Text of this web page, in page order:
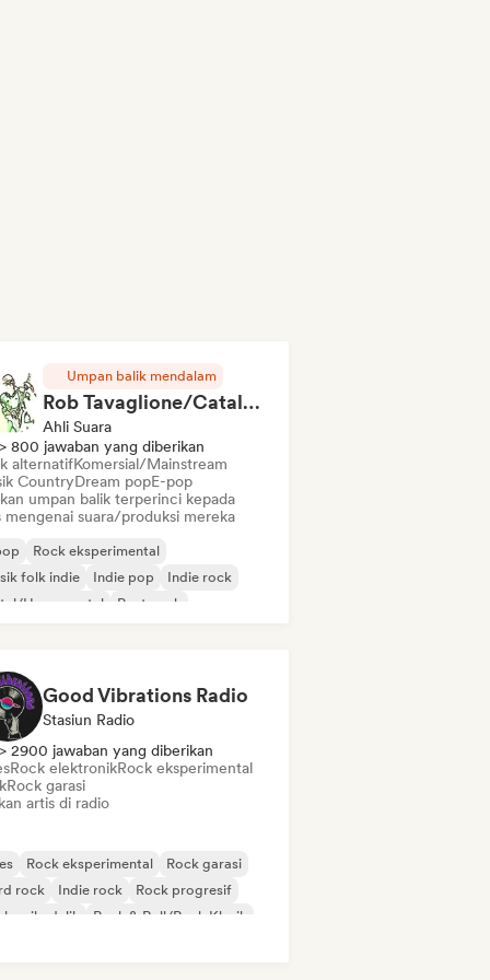
Umpan balik mendalam
Rob Tavaglione/Catalyst Recording
Ahli Suara
> 800 jawaban yang diberikan
alternatifKomersial/Mainstream
CountryDream popE-pop
umpan balik terperinci kepada
mengenai suara/produksi mereka
Rock eksperimental
folk indie
Indie pop
Indie rock
Heavy metal
Post-rock
Good Vibrations Radio
Stasiun Radio
> 2900 jawaban yang diberikan
Rock elektronikRock eksperimental
Rock garasi
artis di radio
Rock eksperimental
Rock garasi
rock
Indie rock
Rock progresif
psikedelik
Rock & Roll/Rock Klasik